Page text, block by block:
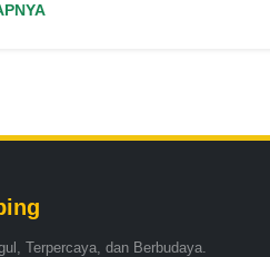
Terpercaya, dan Berbudaya.